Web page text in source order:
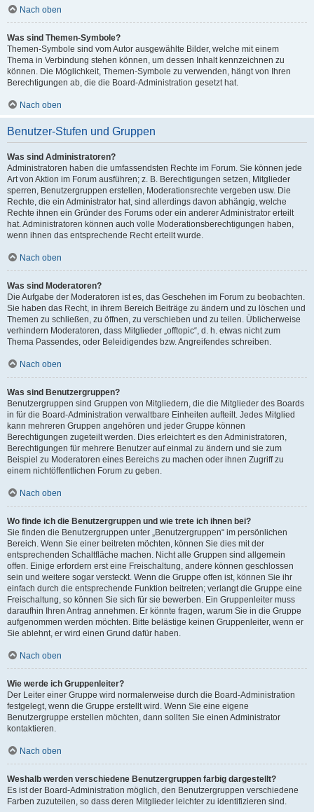
Nach oben
Was sind Themen-Symbole?
Themen-Symbole sind vom Autor ausgewählte Bilder, welche mit einem
Thema in Verbindung stehen können, um dessen Inhalt kennzeichnen zu
können. Die Möglichkeit, Themen-Symbole zu verwenden, hängt von Ihren
Berechtigungen ab, die die Board-Administration gesetzt hat.
Nach oben
Benutzer-Stufen und Gruppen
Was sind Administratoren?
Administratoren haben die umfassendsten Rechte im Forum. Sie können jede
Art von Aktion im Forum ausführen; z. B. Berechtigungen setzen, Mitglieder
sperren, Benutzergruppen erstellen, Moderationsrechte vergeben usw. Die
Rechte, die ein Administrator hat, sind allerdings davon abhängig, welche
Rechte ihnen ein Gründer des Forums oder ein anderer Administrator erteilt
hat. Administratoren können auch volle Moderationsberechtigungen haben,
wenn ihnen das entsprechende Recht erteilt wurde.
Nach oben
Was sind Moderatoren?
Die Aufgabe der Moderatoren ist es, das Geschehen im Forum zu beobachten.
Sie haben das Recht, in ihrem Bereich Beiträge zu ändern und zu löschen und
Themen zu schließen, zu öffnen, zu verschieben und zu teilen. Üblicherweise
verhindern Moderatoren, dass Mitglieder „offtopic“, d. h. etwas nicht zum
Thema Passendes, oder Beleidigendes bzw. Angreifendes schreiben.
Nach oben
Was sind Benutzergruppen?
Benutzergruppen sind Gruppen von Mitgliedern, die die Mitglieder des Boards
in für die Board-Administration verwaltbare Einheiten aufteilt. Jedes Mitglied
kann mehreren Gruppen angehören und jeder Gruppe können
Berechtigungen zugeteilt werden. Dies erleichtert es den Administratoren,
Berechtigungen für mehrere Benutzer auf einmal zu ändern und sie zum
Beispiel zu Moderatoren eines Bereichs zu machen oder ihnen Zugriff zu
einem nichtöffentlichen Forum zu geben.
Nach oben
Wo finde ich die Benutzergruppen und wie trete ich ihnen bei?
Sie finden die Benutzergruppen unter „Benutzergruppen“ im persönlichen
Bereich. Wenn Sie einer beitreten möchten, können Sie dies mit der
entsprechenden Schaltfläche machen. Nicht alle Gruppen sind allgemein
offen. Einige erfordern erst eine Freischaltung, andere können geschlossen
sein und weitere sogar versteckt. Wenn die Gruppe offen ist, können Sie ihr
einfach durch die entsprechende Funktion beitreten; verlangt die Gruppe eine
Freischaltung, so können Sie sich für sie bewerben. Ein Gruppenleiter muss
daraufhin Ihren Antrag annehmen. Er könnte fragen, warum Sie in die Gruppe
aufgenommen werden möchten. Bitte belästige keinen Gruppenleiter, wenn er
Sie ablehnt, er wird einen Grund dafür haben.
Nach oben
Wie werde ich Gruppenleiter?
Der Leiter einer Gruppe wird normalerweise durch die Board-Administration
festgelegt, wenn die Gruppe erstellt wird. Wenn Sie eine eigene
Benutzergruppe erstellen möchten, dann sollten Sie einen Administrator
kontaktieren.
Nach oben
Weshalb werden verschiedene Benutzergruppen farbig dargestellt?
Es ist der Board-Administration möglich, den Benutzergruppen verschiedene
Farben zuzuteilen, so dass deren Mitglieder leichter zu identifizieren sind.